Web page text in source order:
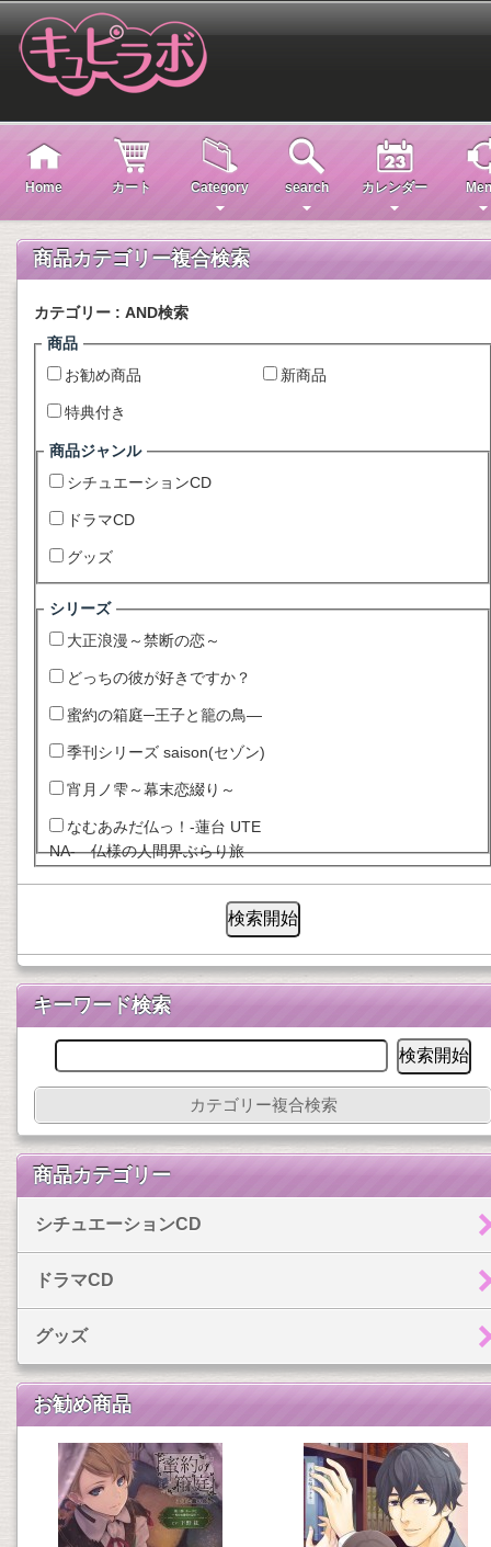
Home カート Category search カレンダー
商品カテゴリー複合検索
カテゴリー : AND検索
商品
お勧め商品
新商品
特典付き
商品ジャンル
シチュエーションCD
ドラマCD
グッズ
シリーズ
大正浪漫～禁断の恋～
どっちの彼が好きですか？
蜜約の箱庭─王子と籠の鳥―
季刊シリーズ saison(セゾン)
宵月ノ雫～幕末恋綴り～
なむあみだ仏っ！-蓮台 UTE
NA- 仏様の人間界ぶらり旅
キーワード検索
カテゴリー複合検索
商品カテゴリー
シチュエーションCD
ドラマCD
グッズ
お勧め商品